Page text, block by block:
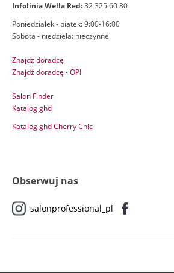
Infolinia Wella Red:32 325 60 80
Poniedziałek - piątek: 9:00-16:00
Sobota - niedziela: nieczynne
Znajdź doradcę
Znajdź doradcę - OPI
Salon Finder
Katalog ghd
Katalog ghd Cherry Chic
Obserwuj nas
salonprofessional_pl